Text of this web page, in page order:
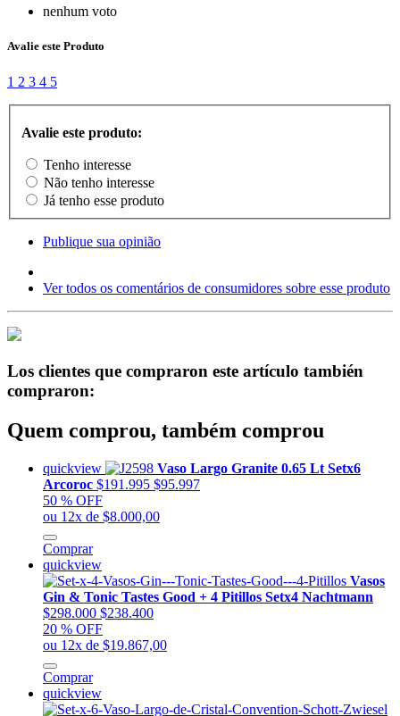
nenhum voto
Avalie este Produto
1 2 3 4 5
Avalie este produto:
Tenho interesse
Não tenho interesse
Já tenho esse produto
Publique sua opinião
Ver todos os comentários de consumidores sobre esse produto
Los clientes que compraron este artículo también
compraron:
Quem comprou, também comprou
quickview
Vaso Largo Granite 0.65 Lt Setx6
Arcoroc $191.995 $95.997
50 % OFF
ou 12x de $8.000,00
Comprar
quickview
Vasos
Gin & Tonic Tastes Good + 4 Pitillos Setx4 Nachtmann
$298.000 $238.400
20 % OFF
ou 12x de $19.867,00
Comprar
quickview